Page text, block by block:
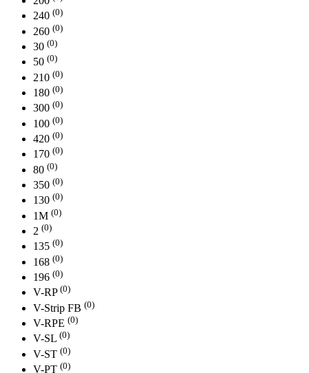
240 (0)
260 (0)
30 (0)
50 (0)
210 (0)
180 (0)
300 (0)
100 (0)
420 (0)
170 (0)
80 (0)
350 (0)
130 (0)
1М (0)
2 (0)
135 (0)
168 (0)
196 (0)
V-RP (0)
V-Strip FB (0)
V-RPE (0)
V-SL (0)
V-ST (0)
V-PT (0)